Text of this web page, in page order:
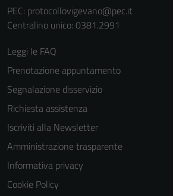
PEC: protocollovigevano@pec.it
Centralino unico: 0381.2991
Leggi le FAQ
Prenotazione appuntamento
Segnalazione disservizio
Richiesta assistenza
Iscriviti alla Newsletter
Amministrazione trasparente
Informativa privacy
Cookie Policy